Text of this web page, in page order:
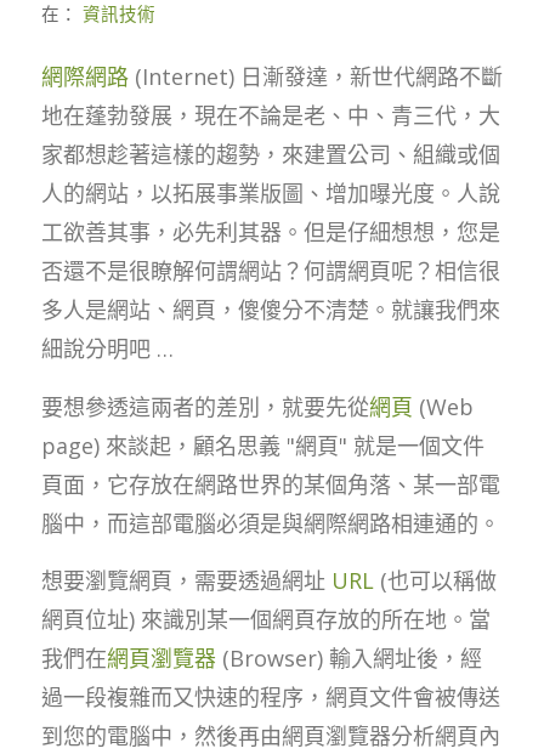
在： 資訊技術
網際網路(Internet) 日漸發達，新世代網路不斷
地在蓬勃發展，現在不論是老、中、青三代，大
家都想趁著這樣的趨勢，來建置公司、組織或個
人的網站，以拓展事業版圖、增加曝光度。人說
工欲善其事，必先利其器。但是仔細想想，您是
否還不是很瞭解何謂網站？何謂網頁呢？相信很
多人是網站、網頁，傻傻分不清楚。就讓我們來
細說分明吧 …
要想參透這兩者的差別，就要先從網頁 (Web
page) 來談起，顧名思義 "網頁" 就是一個文件
頁面，它存放在網路世界的某個角落、某一部電
腦中，而這部電腦必須是與網際網路相連通的。
想要瀏覽網頁，需要透過網址 URL(也可以稱做
網頁位址) 來識別某一個網頁存放的所在地。當
我們在網頁瀏覽器 (Browser) 輸入網址後，經
過一段複雜而又快速的程序，網頁文件會被傳送
到您的電腦中，然後再由網頁瀏覽器分析網頁內